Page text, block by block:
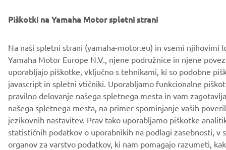
Piškotki na Yamaha Motor spletni strani
Na naši spletni strani (yamaha-motor.eu) in vsemi njihovimi
Yamaha Motor Europe N.V., njene podružnice in njene
uporabljajo piškotke, vključno s tehnikami, ki so podobne
javascript in spletni vtičniki. Uporabljamo funkcionalne
pravilno delovanje našega spletnega mesta in vam
našega spletnega mesta, na primer spominjanje vaših
jezikovnih nastavitev. Prav tako uporabljamo piškotke
statističnih podatkov o uporabnikih na podlagi zasebnosti, v
organov za varstvo podatkov, ki nam pomagajo razumeti,